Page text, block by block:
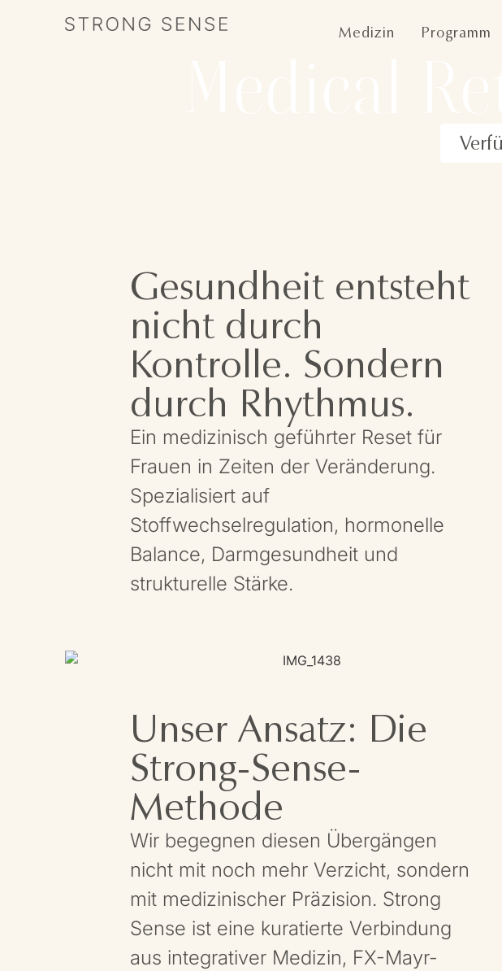
Medizin Programm
Gesundheit entsteht
nicht durch
Kontrolle. Sondern
durch Rhythmus.
Ein medizinisch geführter Reset für
Frauen in Zeiten der Veränderung.
Spezialisiert auf
Stoffwechselregulation, hormonelle
Balance, Darmgesundheit und
strukturelle Stärke.
Unser Ansatz: Die
Strong-Sense-
Methode
Wir begegnen diesen Übergängen
nicht mit noch mehr Verzicht, sondern
mit medizinischer Präzision. Strong
Sense ist eine kuratierte Verbindung
aus integrativer Medizin, FX-Mayr-